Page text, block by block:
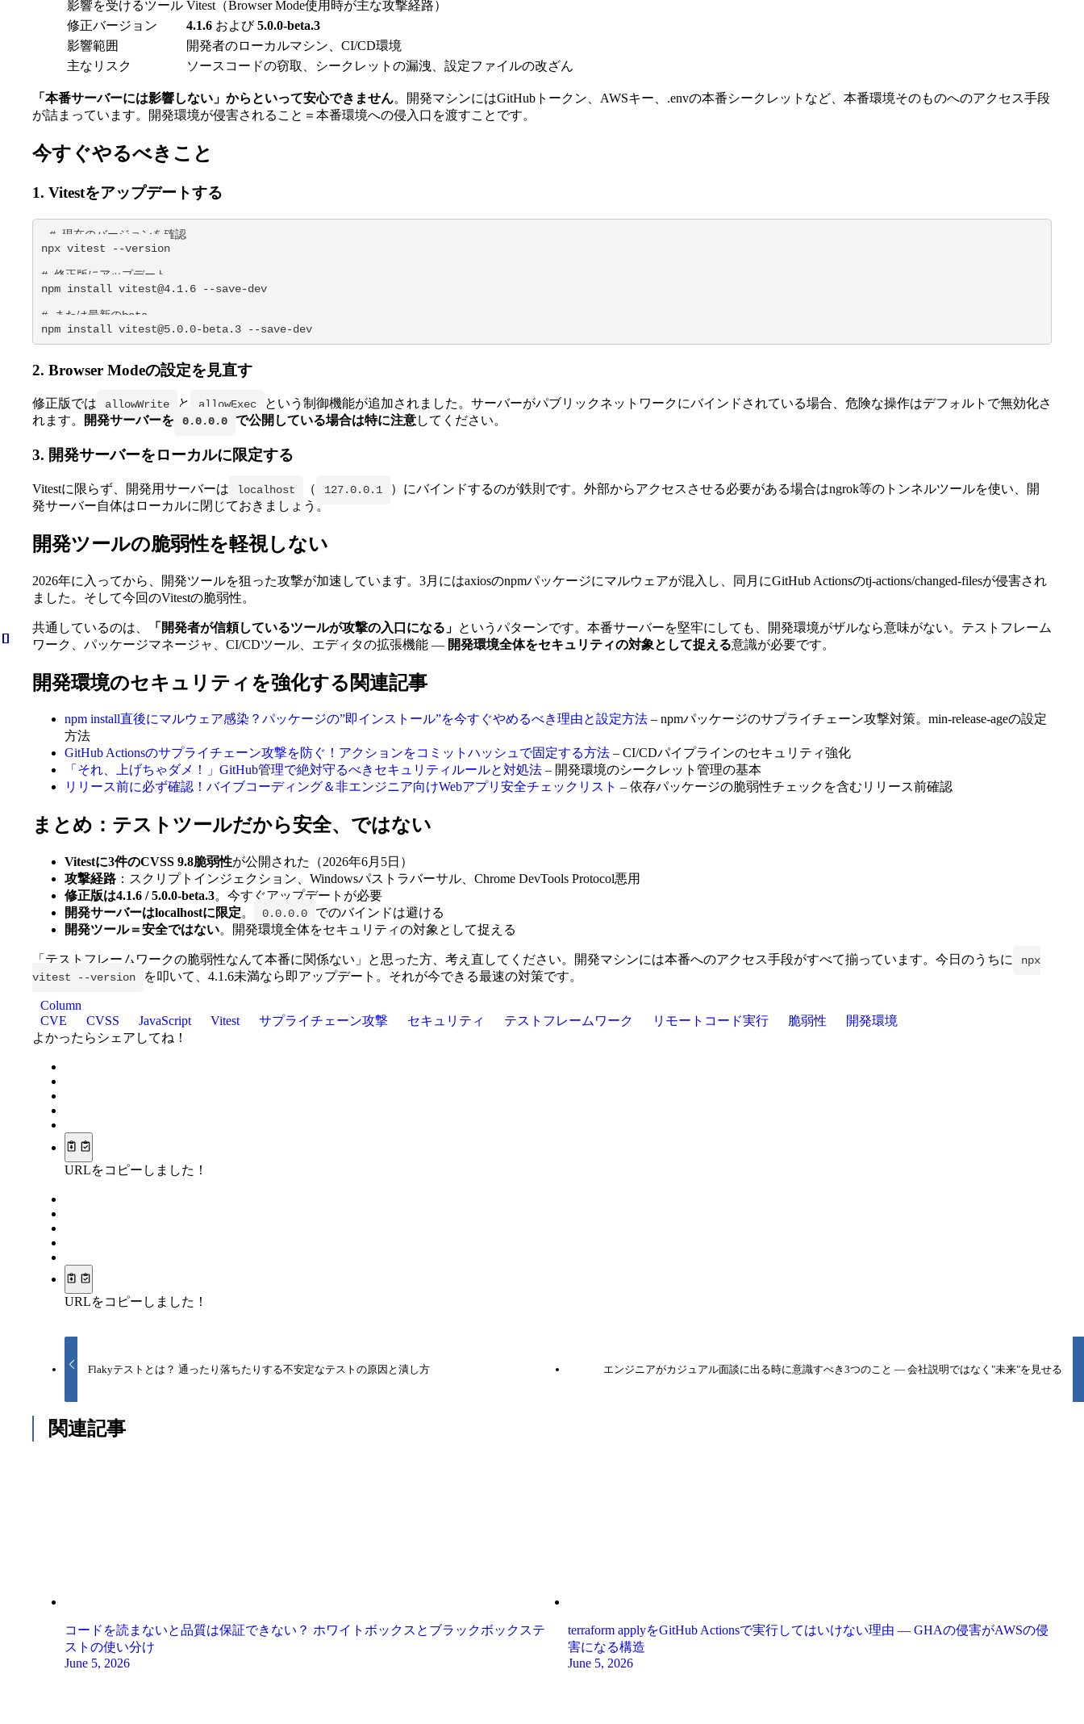
影響を受けるツール Vitest（Browser Mode使用時が主な攻撃経路）
修正バージョン
4.1.6 および5.0.0-beta.3
影響範囲
開発者のローカルマシン、CI/CD環境
主なリスク
ソースコードの窃取、シークレットの漏洩、設定ファイルの改ざん
「本番サーバーには影響しない」からといって安心できません。開発マシンにはGitHubトークン、AWSキー、.envの本番シークレットなど、本番環境そのものへのアクセス手段
が詰まっています。開発環境が侵害されること＝本番環境への侵入口を渡すことです。
今すぐやるべきこと
1. Vitestをアップデートする
# 現在のバージョンを確認
npx vitest --version
# 修正版にアップデート
npm install vitest@4.1.6 --save-dev
# または最新のbeta
npm install vitest@5.0.0-beta.3 --save-dev
2. Browser Modeの設定を見直す
修正版では allowWrite と allowExec
という制御機能が追加されました。サーバーがパブリックネットワークにバインドされている場合、危険な操作はデフォルトで無効化さ
れます。
開発サーバーを 0.0.0.0 で公開している場合は特に注意してください。
3. 開発サーバーをローカルに限定する
Vitestに限らず、開発用サーバーは localhost （ 127.0.0.1
）にバインドするのが鉄則です。外部からアクセスさせる必要がある場合はngrok等のトンネルツールを使い、開
発サーバー自体はローカルに閉じておきましょう。
開発ツールの脆弱性を軽視しない
2026年に入ってから、開発ツールを狙った攻撃が加速しています。3月にはaxiosのnpmパッケージにマルウェアが混入し、同月にGitHub Actionsのtj-actions/changed-filesが侵害され
ました。そして今回のVitestの脆弱性。
共通しているのは、 「開発者が信頼しているツールが攻撃の入口になる」 というパターンです。本番サーバーを堅牢にしても、開発環境がザルなら意味がない。テストフレーム
ワーク、パッケージマネージャ、CI/CDツール、エディタの拡張機能 ― 開発環境全体をセキュリティの対象として捉える意識が必要です。
開発環境のセキュリティを強化する関連記事
npm install直後にマルウェア感染？パッケージの”即インストール”を今すぐやめるべき理由と設定方法 – npmパッケージのサプライチェーン攻撃対策。min-release-ageの設定
方法
GitHub Actionsのサプライチェーン攻撃を防ぐ！アクションをコミットハッシュで固定する方法 – CI/CDパイプラインのセキュリティ強化
「それ、上げちゃダメ！」GitHub管理で絶対守るべきセキュリティルールと対処法 – 開発環境のシークレット管理の基本
リリース前に必ず確認！バイブコーディング＆非エンジニア向けWebアプリ安全チェックリスト – 依存パッケージの脆弱性チェックを含むリリース前確認
まとめ：テストツールだから安全、ではない
Vitestに3件のCVSS 9.8脆弱性が公開された（2026年6月5日）
攻撃経路 ：スクリプトインジェクション、Windowsパストラバーサル、Chrome DevTools Protocol悪用
修正版は4.1.6 / 5.0.0-beta.3。今すぐアップデートが必要
開発サーバーはlocalhostに限定。 0.0.0.0
でのバインドは避ける
開発ツール＝安全ではない。開発環境全体をセキュリティの対象として捉える
「テストフレームワークの脆弱性なんて本番に関係ない」と思った方、考え直してください。開発マシンには本番へのアクセス手段がすべて揃っています。今日のうちに
npx
vitest --version
を叩いて、4.1.6未満なら即アップデート。それが今できる最速の対策です。
Column
CVE
CVSS JavaScript Vitest サプライチェーン攻撃 セキュリティ テストフレームワーク リモートコード実行 脆弱性
開発環境
よかったらシェアしてね！
URLをコピーしました！
URLをコピーしました！
Flakyテストとは？ 通ったり落ちたりする不安定なテストの原因と潰し方 エンジニアがカジュアル面談に出る時に意識すべき3つのこと ― 会社説明ではなく"未来"を見せる
関連記事
コードを読まないと品質は保証できない？ ホワイトボックスとブラックボックステ
ストの使い分け
June 5, 2026
terraform applyをGitHub Actionsで実行してはいけない理由 ― GHAの侵害がAWSの侵
害になる構造
June 5, 2026